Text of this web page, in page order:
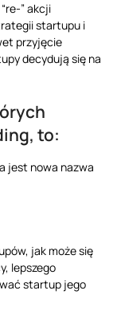
” akcji
startupu i
przyjęcie
decydują się na
to:
jest nowa nazwa
jak może się
lepszego
startup jego